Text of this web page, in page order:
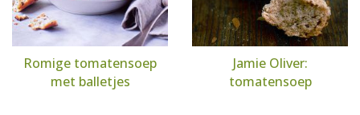
Romige tomatensoep
met balletjes
Jamie Oliver:
tomatensoep